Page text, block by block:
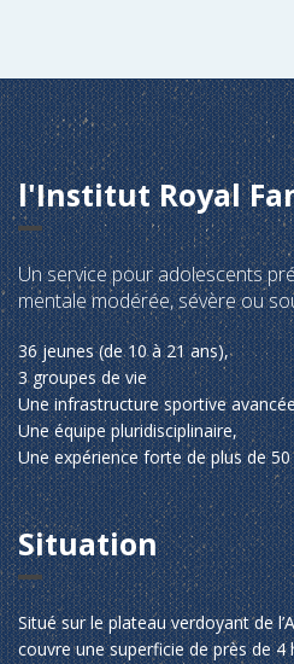
l'Institut Royal
Un service pour adolescents
mentale modérée, sévère ou
36 jeunes (de 10 à 21 ans),
3 groupes de vie
Une infrastructure sportive
Une équipe pluridisciplinaire,
Une expérience forte de plus de 50
Situation
Situé sur le plateau verdoyant de
couvre une superficie de près de 4